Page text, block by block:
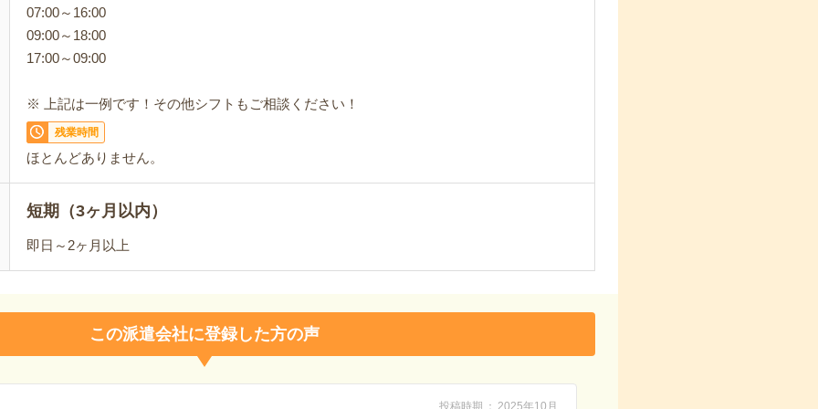
07:00～16:00
09:00～18:00
17:00～09:00
※ 上記は一例です！その他シフトもご相談ください！
残業時間
ほとんどありません。
短期（3ヶ月以内）
即日～2ヶ月以上
この派遣会社に登録した方の声
投稿時期 2025年10月